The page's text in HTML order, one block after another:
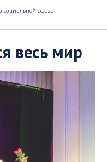
социальной сфере
весь мир